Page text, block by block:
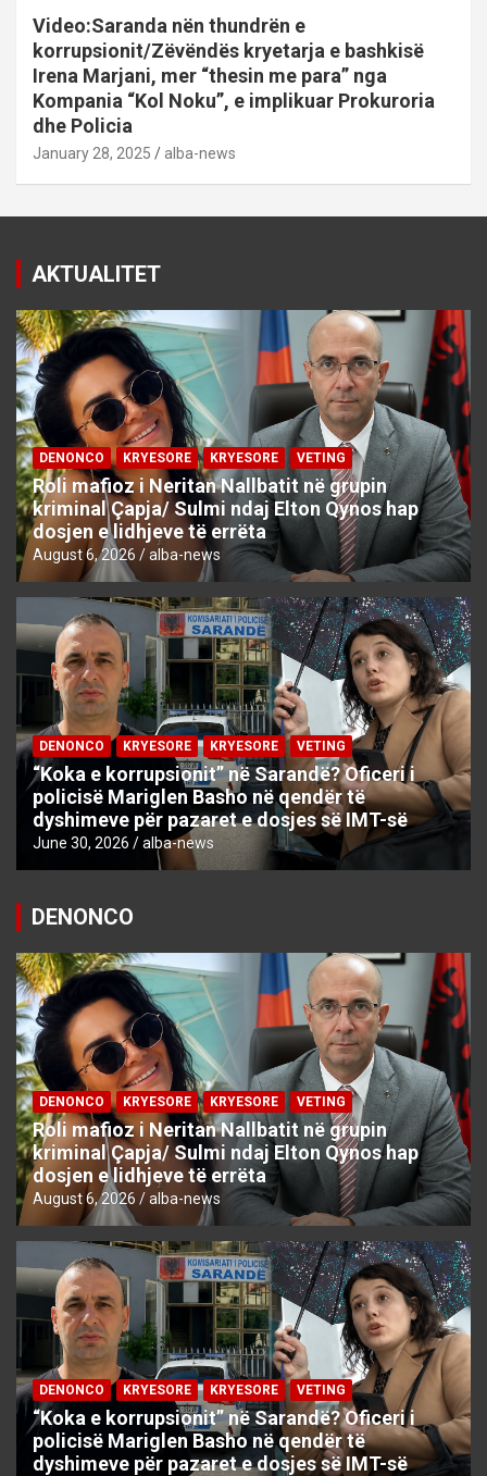
Video:Saranda nën thundrën e
korrupsionit/Zëvëndës kryetarja e bashkisë
Irena Marjani, mer “thesin me para” nga
Kompania “Kol Noku”, e implikuar Prokuroria
dhe Policia
January 28, 2025 alba-news
AKTUALITET
DENONCO KRYESORE KRYESORE VETING
Roli mafioz i Neritan Nallbatit në grupin
kriminal Çapja/ Sulmi ndaj Elton Qynos hap
dosjen e lidhjeve të errëta
August 6, 2026 alba-news
DENONCO KRYESORE KRYESORE VETING
“Koka e korrupsionit” në Sarandë? Oficeri i
policisë Mariglen Basho në qendër të
dyshimeve për pazaret e dosjes së IMT-së
June 30, 2026 alba-news
DENONCO
DENONCO KRYESORE KRYESORE VETING
Roli mafioz i Neritan Nallbatit në grupin
kriminal Çapja/ Sulmi ndaj Elton Qynos hap
dosjen e lidhjeve të errëta
August 6, 2026 alba-news
DENONCO KRYESORE KRYESORE VETING
“Koka e korrupsionit” në Sarandë? Oficeri i
policisë Mariglen Basho në qendër të
dyshimeve për pazaret e dosjes së IMT-së